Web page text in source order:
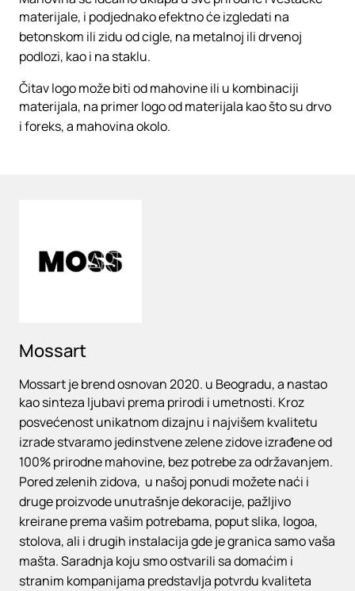
materijale, i podjednako efektno će izgledati na
betonskom ili zidu od cigle, na metalnoj ili drvenoj
podlozi, kao i na staklu.
Čitav logo može biti od mahovine ili u kombinaciji
materijala, na primer logo od materijala kao što su drvo
i foreks, a mahovina okolo.
Mossart
Mossart je brend osnovan 2020. u Beogradu, a nastao
kao sinteza ljubavi prema prirodi i umetnosti. Kroz
posvećenost unikatnom dizajnu i najvišem kvalitetu
izrade stvaramo jedinstvene zelene zidove izrađene od
100% prirodne mahovine, bez potrebe za održavanjem.
Pored zelenih zidova, u našoj ponudi možete naći i
druge proizvode unutrašnje dekoracije, pažljivo
kreirane prema vašim potrebama, poput slika, logoa,
stolova, ali i drugih instalacija gde je granica samo vaša
mašta. Saradnja koju smo ostvarili sa domaćim i
stranim kompanijama predstavlja potvrdu kvaliteta